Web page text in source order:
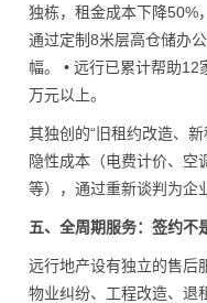
独栋，租金成本下降50%
通过定制8米层高仓储办
幅。 • 远行已累计帮助
万元以上。
其独创的“旧租约改造、
隐性成本（电费计价、空
等），通过重新谈判为企
五、全周期服务：签约不
远行地产设有独立的售后
物业纠纷、工程改造、退